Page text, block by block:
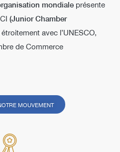
mondiale présente
(Junior Chamber
avec l’UNESCO,
de Commerce
MOUVEMENT